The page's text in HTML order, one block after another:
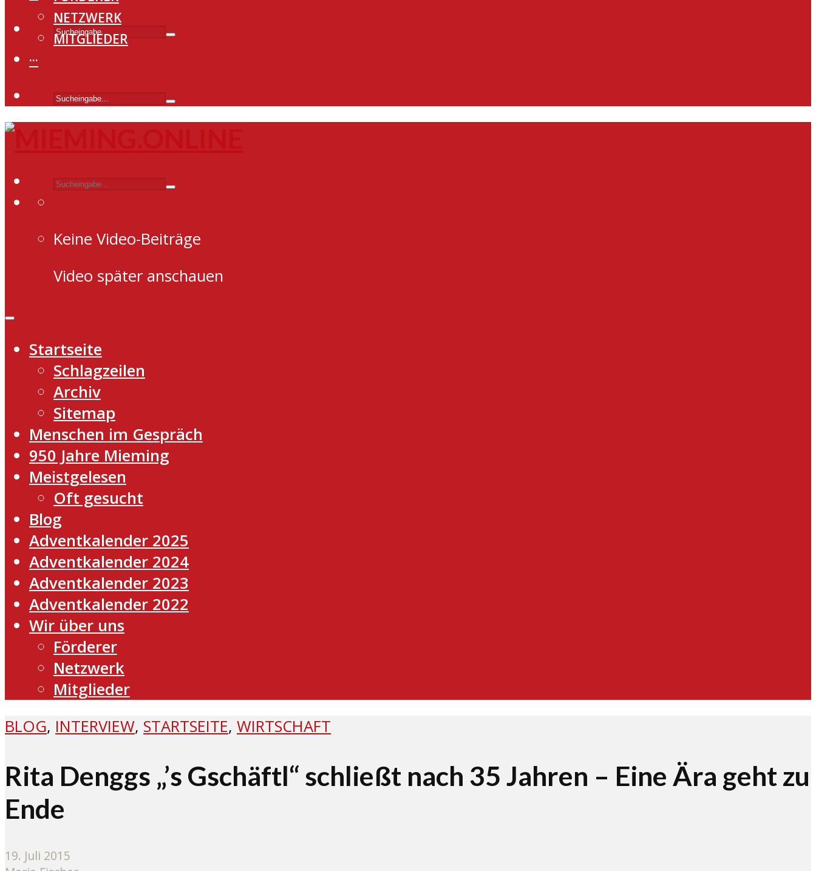
NETZWERK
MITGLIEDER
···
Keine Video-Beiträge
Video später anschauen
Startseite
Schlagzeilen
Archiv
Sitemap
Menschen im Gespräch
950 Jahre Mieming
Meistgelesen
Oft gesucht
Blog
Adventkalender 2025
Adventkalender 2024
Adventkalender 2023
Adventkalender 2022
Wir über uns
Förderer
Netzwerk
Mitglieder
BLOG, INTERVIEW, STARTSEITE, WIRTSCHAFT
Rita Denggs „’s Gschäftl“ schließt nach 35 Jahren – Eine Ära geht zu
Ende
19. Juli 2015